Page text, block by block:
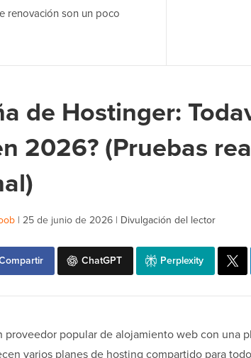
renovación son un poco
de Hostinger:
2026? (Pruebas
| 25 de junio de 2026 | Divulgación del lector
ChatGPT Perplexity
proveedor popular de alojamiento web con una
varios planes de hosting compartido para